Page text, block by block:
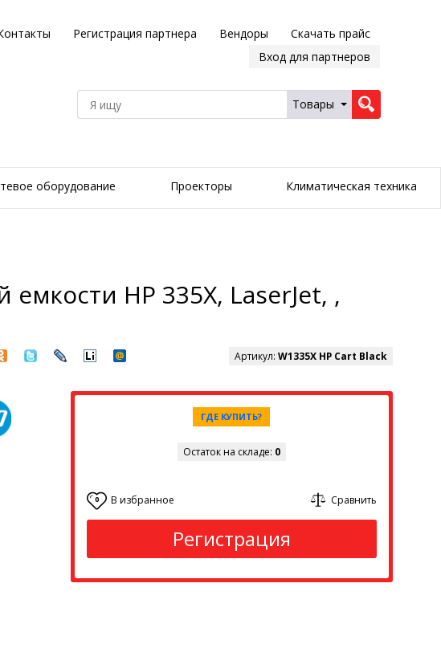
Регистрация партнера Вендоры
Скачать прайс
Вход для партнеров
Товары
оборудование Проекторы Климатическая техника
HP 335X, LaserJet, ,
Артикул: W1335X HP Cart Black
ГДЕ КУПИТЬ?
Остаток на складе: 0
0 В избранное Сравнить
Регистрация